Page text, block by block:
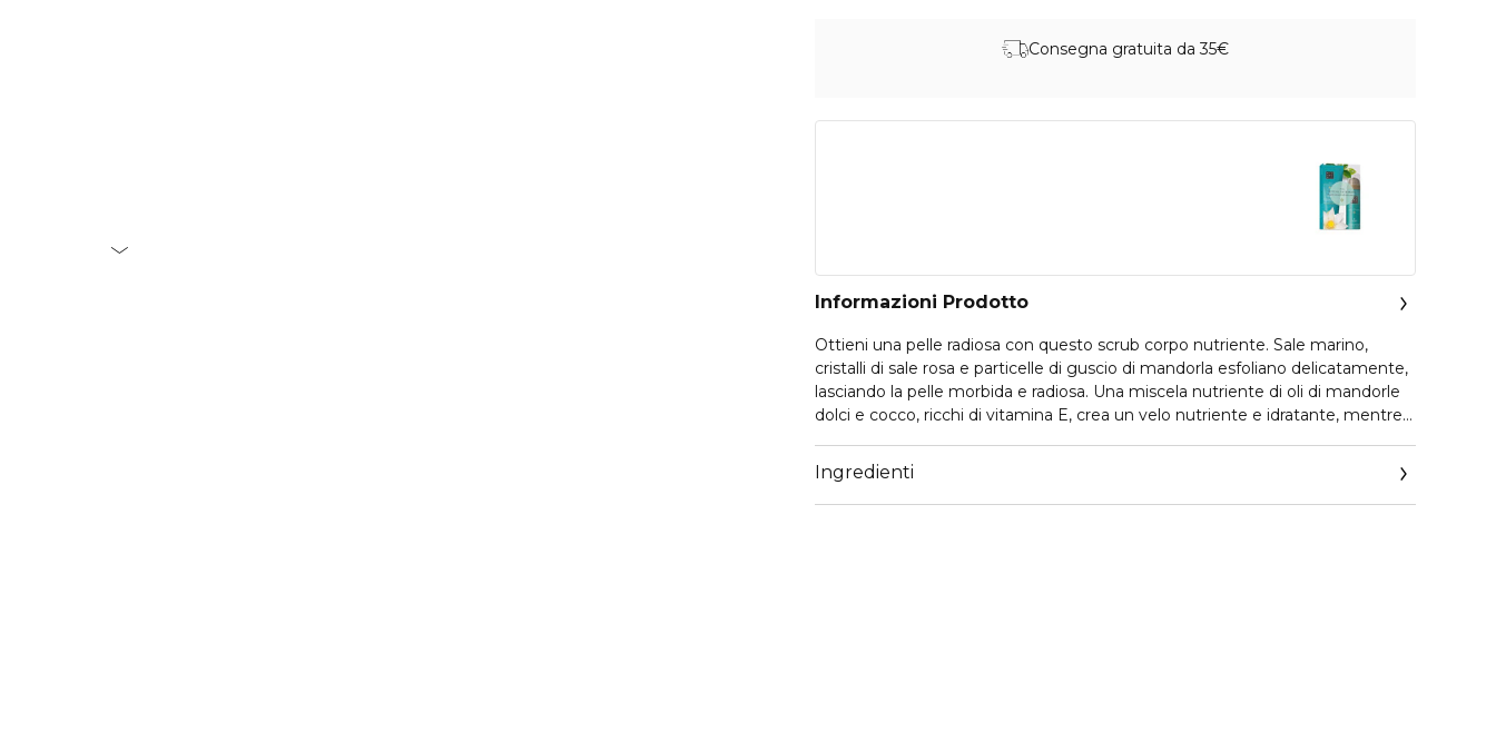
Consegna gratuita da 35€
Informazioni Prodotto
Ottieni una pelle radiosa con questo scrub corpo nutriente. Sale marino,
cristalli di sale rosa e particelle di guscio di mandorla esfoliano delicatamente,
lasciando la pelle morbida e radiosa. Una miscela nutriente di oli di mandorle
dolci e cocco, ricchi di vitamina E, crea un velo nutriente e idratante, mentre
fragranza floreale di rosa indiana e olio di mandorle dolci, lascia la pelle
meravigliosamente liscia e delicatamente profumata.
Ingredienti